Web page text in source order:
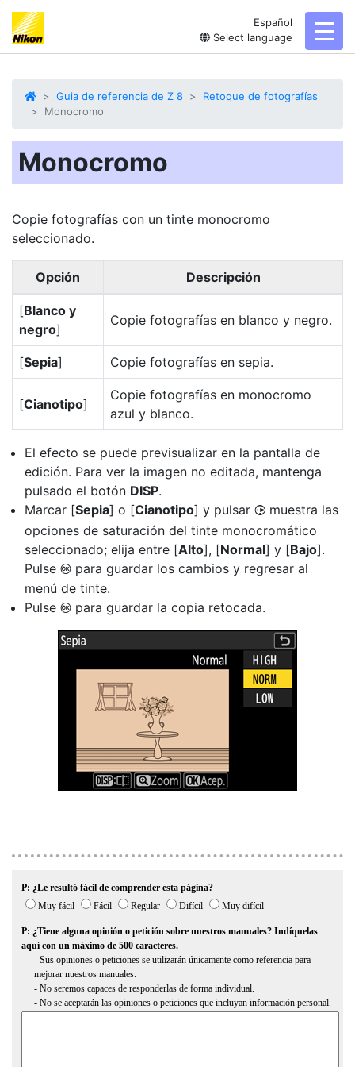
Español
Select language
Guia de referencia de Z 8
Retoque de fotografías
Monocromo
Monocromo
Copie fotografías con un tinte monocromo
seleccionado.
Opción Descripción
[Blanco y
negro]
Copie fotografías en blanco y negro.
[Sepia] Copie fotografías en sepia.
[Cianotipo]
Copie fotografías en monocromo
azul y blanco.
El efecto se puede previsualizar en la pantalla de
edición. Para ver la imagen no editada, mantenga
pulsado el botón DISP.
Marcar [Sepia] o [Cianotipo] y pulsar 2 muestra las
opciones de saturación del tinte monocromático
seleccionado; elija entre [Alto], [Normal] y [Bajo].
Pulse J para guardar los cambios y regresar al
menú de tinte.
Pulse J para guardar la copia retocada.